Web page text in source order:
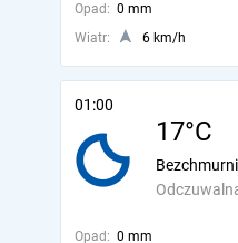
Opad: 0 mm
Wiatr:
6 km/h
01:00
17°C
Opad: 0 mm